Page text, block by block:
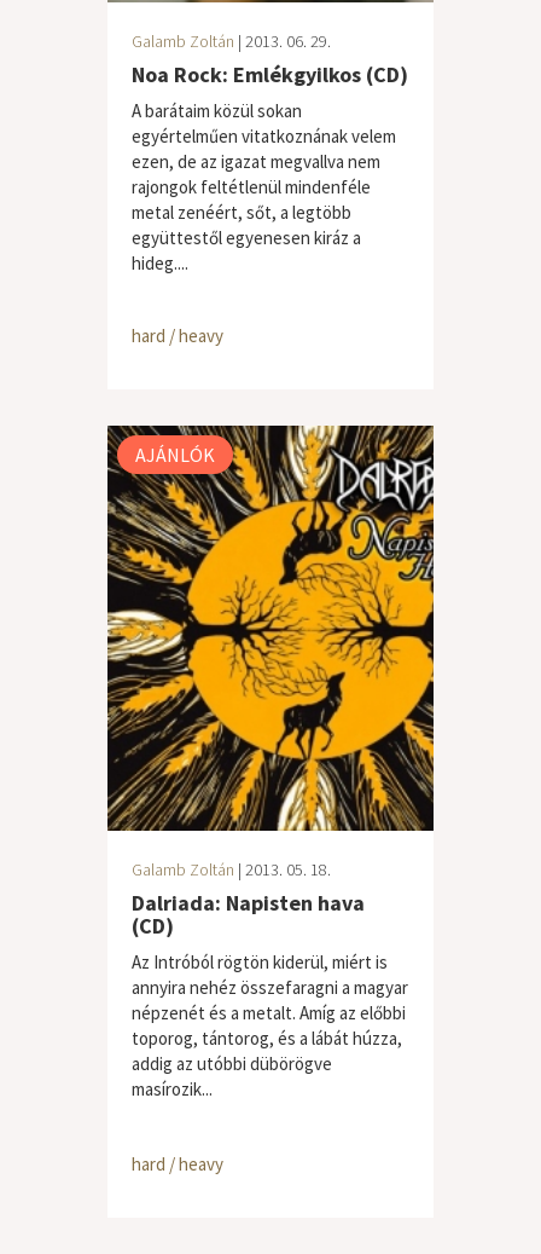
Galamb Zoltán | 2013. 06. 29.
Noa Rock: Emlékgyilkos (CD)
A barátaim közül sokan
egyértelműen vitatkoznának velem
ezen, de az igazat megvallva nem
rajongok feltétlenül mindenféle
metal zenéért, sőt, a legtöbb
együttestől egyenesen kiráz a
hideg....
hard / heavy
AJÁNLÓK
Galamb Zoltán | 2013. 05. 18.
Dalriada: Napisten hava
(CD)
Az Intróból rögtön kiderül, miért is
annyira nehéz összefaragni a magyar
népzenét és a metalt. Amíg az előbbi
toporog, tántorog, és a lábát húzza,
addig az utóbbi dübörögve
masírozik...
hard / heavy